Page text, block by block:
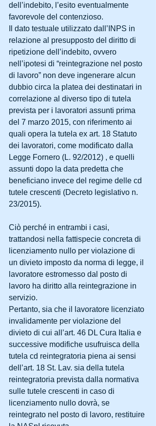
dell’indebito, l’esito eventualmente
favorevole del contenzioso.
Il dato testuale utilizzato dall’INPS in
relazione al presupposto del diritto di
ripetizione dell’indebito, ovvero
nell’ipotesi di “reintegrazione nel posto
di lavoro” non deve ingenerare alcun
dubbio circa la platea dei destinatari in
correlazione al diverso tipo di tutela
prevista per i lavoratori assunti prima
del 7 marzo 2015, con riferimento ai
quali opera la tutela ex art. 18 Statuto
dei lavoratori, come modificato dalla
Legge Fornero (L. 92/2012) , e quelli
assunti dopo la data predetta che
beneficiano invece del regime delle cd
tutele crescenti (Decreto legislativo n.
23/2015).
Ciò perché in entrambi i casi,
trattandosi nella fattispecie concreta di
licenziamento nullo per violazione di
un divieto imposto da norma di legge, il
lavoratore estromesso dal posto di
lavoro ha diritto alla reintegrazione in
servizio.
Pertanto, sia che il lavoratore licenziato
invalidamente per violazione del
divieto di cui all’art. 46 DL Cura Italia e
successive modifiche usufruisca della
tutela cd reintegratoria piena ai sensi
dell’art. 18 St. Lav. sia della tutela
reintegratoria prevista dalla normativa
sulle tutele crescenti in caso di
licenziamento nullo dovrà, se
reintegrato nel posto di lavoro, restituire